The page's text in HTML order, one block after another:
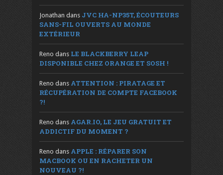
Jonathan dans JVC HA-NP35T, ÉCOUTEURS
SANS-FIL OUVERTS AU MONDE
EXTÉRIEUR
Reno dans LE BLACKBERRY LEAP
DISPONIBLE CHEZ ORANGE ET SOSH !
Reno dans ATTENTION : PIRATAGE ET
RÉCUPÉRATION DE COMPTE FACEBOOK
?!
Reno dans AGAR.IO, LE JEU GRATUIT ET
ADDICTIF DU MOMENT ?
Reno dans APPLE : RÉPARER SON
MACBOOK OU EN RACHETER UN
NOUVEAU ?!